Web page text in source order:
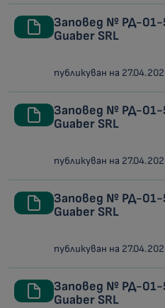
Заповед № РД-01-
Guaber SRL
публикуван на
Заповед № РД-01-
Guaber SRL
публикуван на
Заповед № РД-01-
Guaber SRL
публикуван на
Заповед № РД-
Guaber SRL